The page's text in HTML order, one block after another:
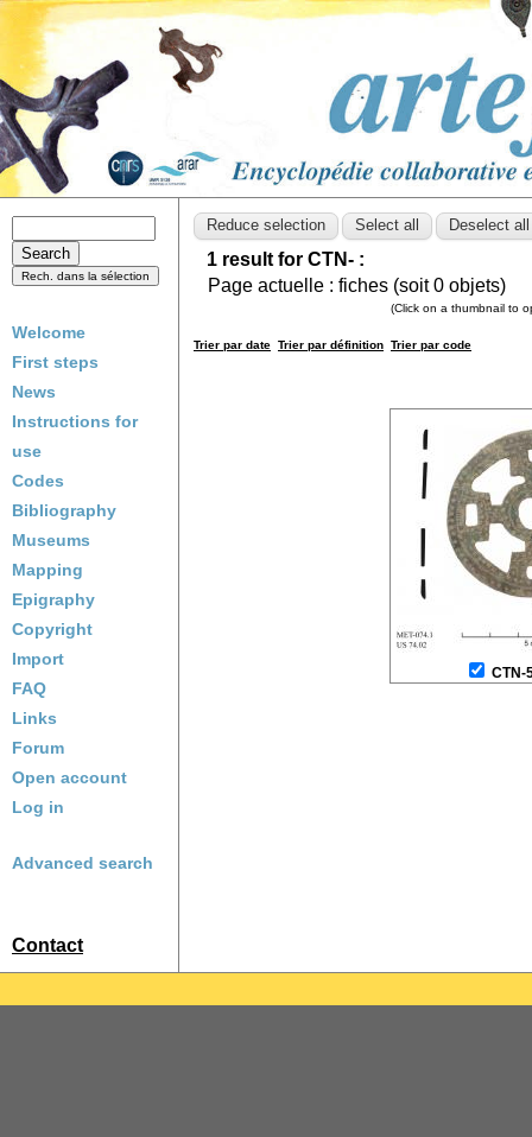
Welcome
First steps
News
Instructions for
use
Codes
Bibliography
Museums
Mapping
Epigraphy
Copyright
Import
FAQ
Links
Forum
Open account
Log in
Advanced search
Contact
1 result for CTN- :
Page actuelle : fiches (soit0 objets)
(Click on a thumbnail to
Trier par date Trier par définition Trier par code
CTN-